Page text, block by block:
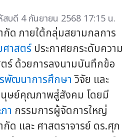
บดี 4 กันยายน 2568 17:15 น.
ด ภายใต้กลุ่มสยามกลการ
ศาสตร์ ประกาศยกระดับความ
ร์ ด้วยการลงนามบันทึกข้อ
พัฒนาการศึกษาวิจัย และ
นุษย์คุณภาพสู่สังคม โดยมี
า กรรมการผู้จัดการใหญ่
ด และ ศาสตราจารย์ ดร.ศุภ